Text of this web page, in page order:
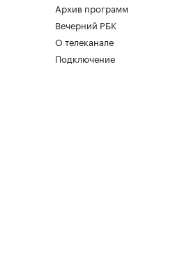
Архив программ
Вечерний РБК
О телеканале
Подключение